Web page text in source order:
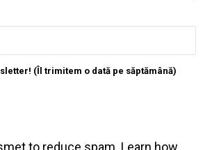
(Îl trimitem o dată pe săptămână)